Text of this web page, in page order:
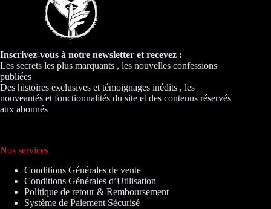
Inscrivez-vous à notre newsletter et recevez :
Les secrets les plus marquants , les nouvelles confessions
publiées
Des histoires exclusives et témoignages inédits , les
nouveautés et fonctionnalités du site et des contenus réservés
aux abonnés
Nos services
Conditions Générales de vente
Conditions Générales d’Utilisation
Politique de retour & Remboursement
Système de Paiement Sécurisé